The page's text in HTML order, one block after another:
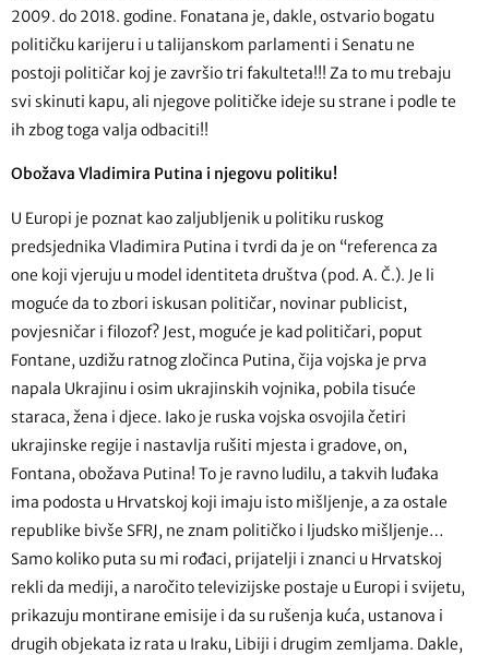
2009. do 2018. godine. Fonatana je, dakle, ostvario bogatu
političku karijeru i u talijanskom parlamenti i Senatu ne
postoji političar koj je završio tri fakulteta!!! Za to mu trebaju
svi skinuti kapu, ali njegove političke ideje su strane i podle te
ih zbog toga valja odbaciti!!
Obožava Vladimira Putina i njegovu politiku!
U Europi je poznat kao zaljubljenik u politiku ruskog
predsjednika Vladimira Putina i tvrdi da je on “referenca za
one koji vjeruju u model identiteta društva (pod. A. Č.). Je li
moguće da to zbori iskusan političar, novinar publicist,
povjesničar i filozof? Jest, moguće je kad političari, poput
Fontane, uzdižu ratnog zločinca Putina, čija vojska je prva
napala Ukrajinu i osim ukrajinskih vojnika, pobila tisuće
staraca, žena i djece. Iako je ruska vojska osvojila četiri
ukrajinske regije i nastavlja rušiti mjesta i gradove, on,
Fontana, obožava Putina! To je ravno ludilu, a takvih luđaka
ima podosta u Hrvatskoj koji imaju isto mišljenje, a za ostale
republike bivše SFRJ, ne znam političko i ljudsko mišljenje…
Samo koliko puta su mi rođaci, prijatelji i znanci u Hrvatskoj
rekli da mediji, a naročito televizijske postaje u Europi i svijetu,
prikazuju montirane emisije i da su rušenja kuća, ustanova i
drugih objekata iz rata u Iraku, Libiji i drugim zemljama. Dakle,